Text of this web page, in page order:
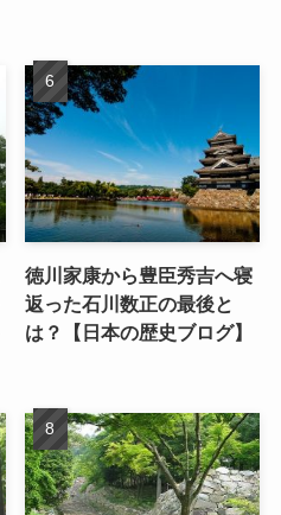
徳川家康から豊臣秀吉へ寝
返った石川数正の最後と
は？【日本の歴史ブログ】